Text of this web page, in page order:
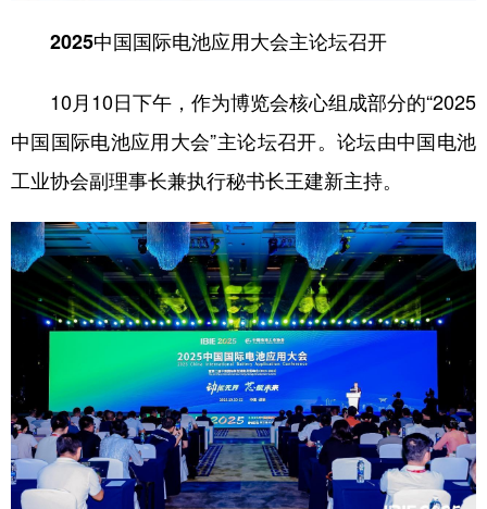
2025中国国际电池应用大会主论坛召开
10月10日下午，作为博览会核心组成部分的“2025
中国国际电池应用大会”主论坛召开。论坛由中国电池
工业协会副理事长兼执行秘书长王建新主持。